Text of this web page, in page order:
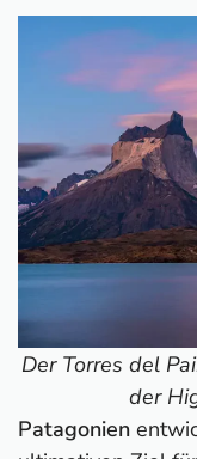
Der Torres del
der
Patagonien